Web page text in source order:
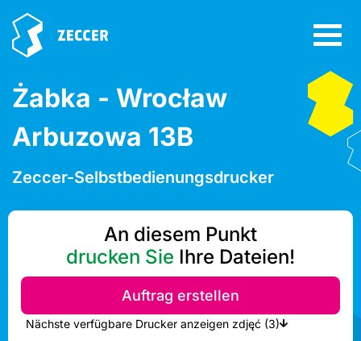
Żabka - Wrocław
Arbuzowa 13B
Zeccer-Selbstbedienungsdrucker
An diesem Punkt
drucken Sie Ihre Dateien!
Auftrag erstellen
Nächste verfügbare Drucker anzeigen zdjęć (3)